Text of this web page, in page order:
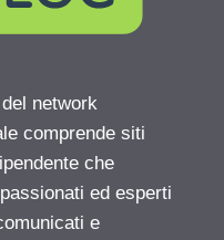
network
comprende siti
che
ed esperti
e